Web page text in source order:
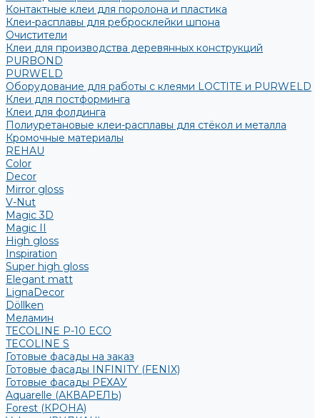
Контактные клеи для поролона и пластика
Клеи-расплавы для ребросклейки шпона
Очистители
Клеи для производства деревянных конструкций
PURBOND
PURWELD
Оборудование для работы с клеями LOCTITE и PURWELD
Клеи для постформинга
Клеи для фолдинга
Полиуретановые клеи-расплавы для стёкол и металла
Кромочные материалы
REHAU
Color
Decor
Mirror gloss
V-Nut
Magic 3D
Magic II
High gloss
Inspiration
Super high gloss
Elegant matt
LignaDecor
Döllken
Меламин
TECOLINE P-10 ECO
TECOLINE S
Готовые фасады на заказ
Готовые фасады INFINITY (FENIX)
Готовые фасады РЕХАУ
Aquarelle (АКВАРЕЛЬ)
Forest (КРОНА)